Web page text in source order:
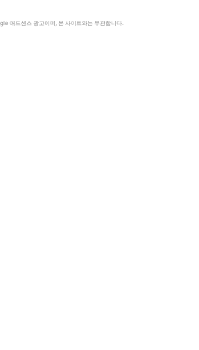
애드센스 광고이며, 본 사이트와는 무관합니다.